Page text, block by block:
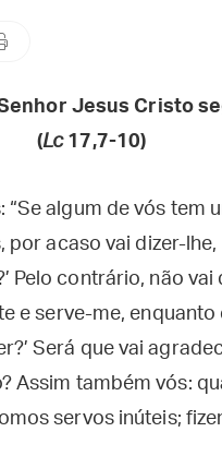
Jesus Cristo
(Lc17,7-10)
“Se algum de vós tem
por acaso vai dizer-
Pelo contrário, não
e serve-me,
Será que vai
Assim também vós:
servos inúteis;